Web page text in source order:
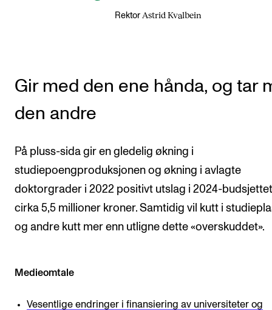
Rektor Astrid Kvalbein
Gir med den ene hånda, og tar
den andre
På pluss-sida gir en gledelig økning i
studiepoengproduksjonen og økning i avlagte
doktorgrader i 2022 positivt utslag i 2024-
cirka 5,5 millioner kroner. Samtidig vil kutt i
og andre kutt mer enn utligne dette «overskuddet».
Medieomtale
Vesentlige endringer i finansiering av universiteter og